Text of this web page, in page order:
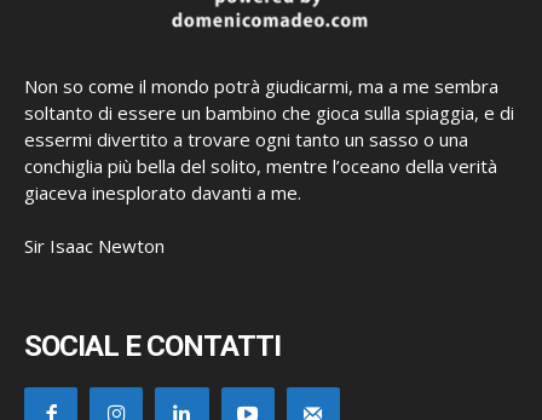
Non so come il mondo potrà giudicarmi, ma a me sembra
soltanto di essere un bambino che gioca sulla spiaggia, e di
essermi divertito a trovare ogni tanto un sasso o una
conchiglia più bella del solito, mentre l’oceano della verità
giaceva inesplorato davanti a me.
Sir Isaac Newton
SOCIAL E CONTATTI